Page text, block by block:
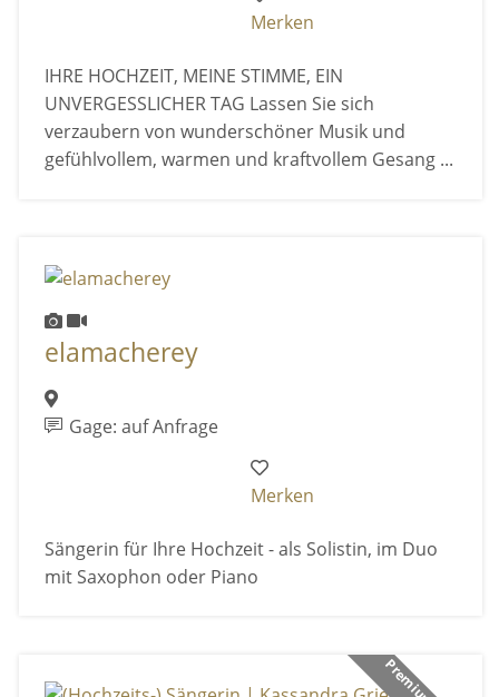
Merken
IHRE HOCHZEIT, MEINE STIMME, EIN
UNVERGESSLICHER TAG Lassen Sie sich
verzaubern von wunderschöner Musik und
gefühlvollem, warmen und kraftvollem Gesang ...
elamacherey
Gage: auf Anfrage
Merken
Sängerin für Ihre Hochzeit - als Solistin, im Duo
mit Saxophon oder Piano